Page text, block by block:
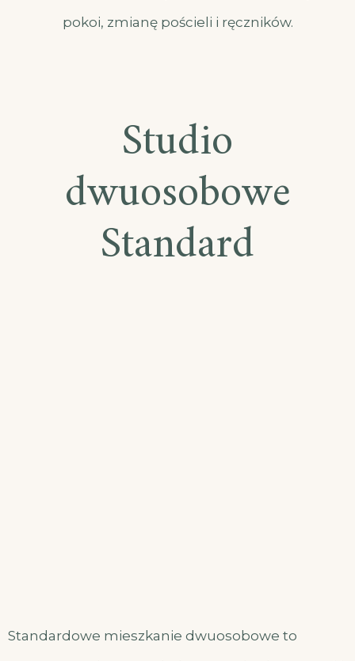
pokoi, zmianę pościeli i ręczników.
Studio
dwuosobowe
Standard
Standardowe mieszkanie dwuosobowe to